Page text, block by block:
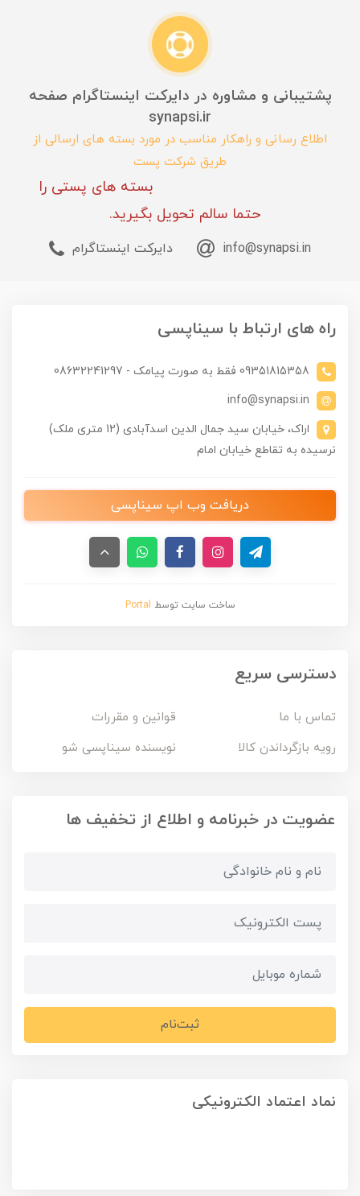
پشتیبانی و مشاوره در دایرکت اینستاگرام صفحه
synapsi.ir
اطلاع رسانی و راهکار مناسب در مورد بسته های ارسالی از
طریق شرکت پست
بسته های پستی را
حتما سالم تحویل بگیرید.
info@synapsi.in دایرکت اینستاگرام
راه های ارتباط با سیناپسی
09351815358 فقط به صورت پیامک - 08632241297
info@synapsi.in
اراک، خیابان سید جمال الدین اسدآبادی (12 متری ملک)
نرسیده به تقاطع خیابان امام
دریافت وب اپ سیناپسی
ساخت سایت توسط Portal
دسترسی سریع
تماس با ما
قوانین و مقررات
رویه بازگرداندن کالا
نویسنده سیناپسی شو
عضویت در خبرنامه و اطلاع از تخفیف ها
ثبت‌نام
نماد اعتماد الکترونیکی